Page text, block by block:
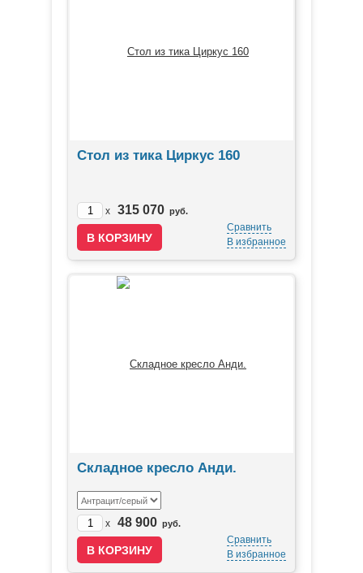
Стол из тика Циркус 160
x 315 070 руб.
Сравнить
В избранное
Складное кресло Анди.
x 48 900 руб.
Сравнить
В избранное